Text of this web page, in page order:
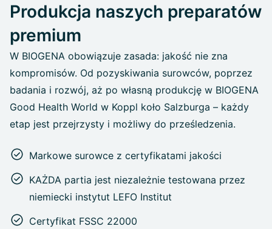
Produkcja naszych preparatów
premium
W BIOGENA obowiązuje zasada: jakość nie zna
kompromisów. Od pozyskiwania surowców, poprzez
badania i rozwój, aż po własną produkcję w BIOGENA
Good Health World w Koppl koło Salzburga – każdy
etap jest przejrzysty i możliwy do prześledzenia.
Markowe surowce z certyfikatami jakości
KAŻDA partia jest niezależnie testowana przez
niemiecki instytut LEFO Institut
Certyfikat FSSC 22000